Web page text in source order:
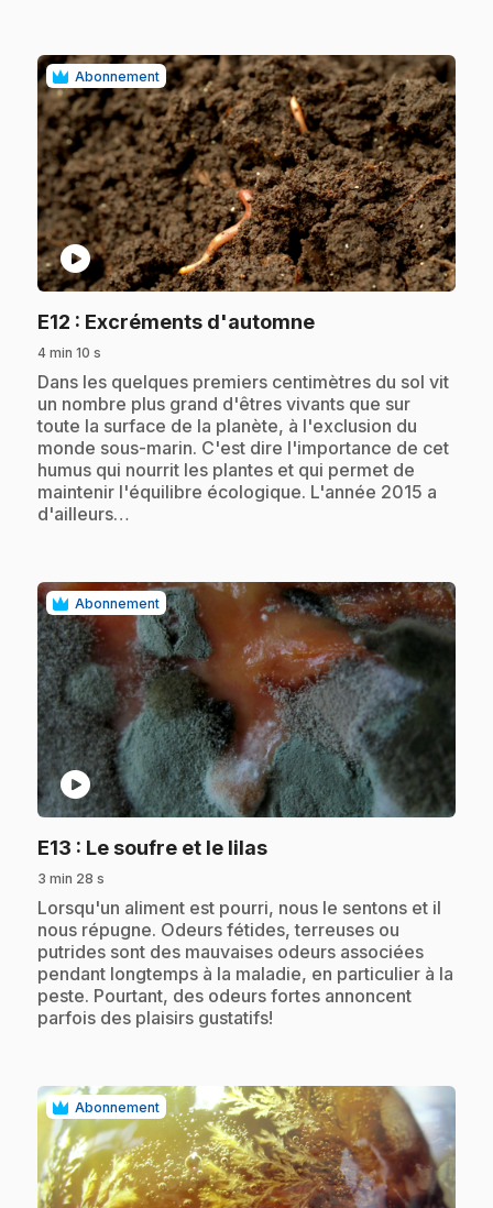
Abonnement
play_circle
E12 : Excréments d'automne.
4 min 10 s
.Dans les quelques premiers centimètres du sol vit
un nombre plus grand d'êtres vivants que sur
toute la surface de la planète, à l'exclusion du
monde sous-marin. C'est dire l'importance de cet
humus qui nourrit les plantes et qui permet de
maintenir l'équilibre écologique. L'année 2015 a
d'ailleurs…
Abonnement
play_circle
E13 : Le soufre et le lilas.
3 min 28 s
.Lorsqu'un aliment est pourri, nous le sentons et il
nous répugne. Odeurs fétides, terreuses ou
putrides sont des mauvaises odeurs associées
pendant longtemps à la maladie, en particulier à la
peste. Pourtant, des odeurs fortes annoncent
parfois des plaisirs gustatifs!
Abonnement